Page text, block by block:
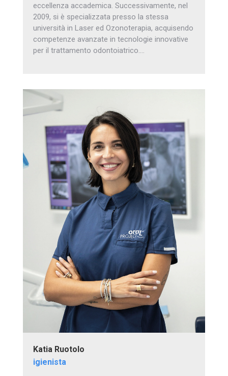
eccellenza accademica. Successivamente, nel
2009, si è specializzata presso la stessa
università in Laser ed Ozonoterapia, acquisendo
competenze avanzate in tecnologie innovative
per il trattamento odontoiatrico.…
Katia Ruotolo
igienista